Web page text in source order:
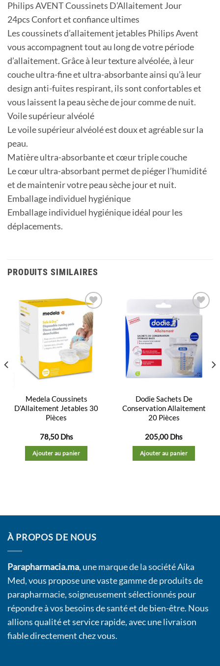
Philips AVENT Coussinets D’Allaitement Jour
24pcs Confort et confiance ultimes
Les coussinets d’allaitement jetables Philips Avent
vous accompagnent tout au long de votre période
d’allaitement. Grâce à leur texture alvéolée, à leur
couche ultra-fine et ultra-absorbante ainsi qu’à leur
design anti-fuites respirant, ils sont confortables et
vous laissent la peau sèche de jour comme de nuit.
Voile supérieur alvéolé
Le voile supérieur alvéolé est doux et agréable sur la
peau.
Matière ultra-absorbante et cœur triple couche
Le cœur ultra-absorbant permet de piéger l’humidité
et de maintenir votre peau sèche jour et nuit.
Emballage individuel hygiénique
Emballage individuel hygiénique idéal pour les
déplacements.
PRODUITS SIMILAIRES
Ajouter
à la
liste
d’envies
Medela Coussinets
D’Allaitement Jetables 30
Pièces
78,50 Dhs
Ajouter au panier
Ajouter
à la
liste
d’envies
Dodie Sachets De
Conservation Allaitement
20 Pièces
205,00 Dhs
Ajouter au panier
À PROPOS DE NOUS
Parapharmacia.ma, une marque de la société Aika
Med, vous propose une vaste gamme de produits de
parapharmacie, soigneusement sélectionnés pour
répondre à vos besoins de santé et de bien-être. Nous
allions qualité et service rapide, avec une livraison
fiable directement chez vous.